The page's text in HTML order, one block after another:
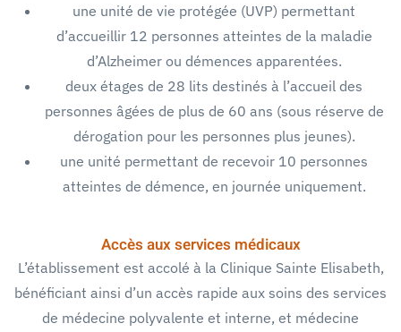
une unité de vie protégée (UVP) permettant
d’accueillir 12 personnes atteintes de la maladie
d’Alzheimer ou démences apparentées.
deux étages de 28 lits destinés à l’accueil des
personnes âgées de plus de 60 ans (sous réserve de
dérogation pour les personnes plus jeunes).
une unité permettant de recevoir 10 personnes
atteintes de démence, en journée uniquement.
Accès aux services médicaux
L’établissement est accolé à la Clinique Sainte Elisabeth,
bénéficiant ainsi d’un accès rapide aux soins des services
de médecine polyvalente et interne, et médecine